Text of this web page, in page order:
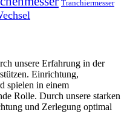
Tranchiermesser
unsere Erfahrung in der
Einrichtung,
spielen in einem
Rolle. Durch unsere starken
und Zerlegung optimal